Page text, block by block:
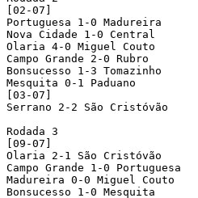
[02-07]
Portuguesa 1-0 Madureira
Nova Cidade 1-0 Central
Olaria 4-0 Miguel Couto
Campo Grande 2-0 Rubro
Bonsucesso 1-3 Tomazinho
Mesquita 0-1 Paduano
[03-07]
Serrano 2-2 São Cristóvão
Rodada 3
[09-07]
Olaria 2-1 São Cristóvão
Campo Grande 1-0 Portuguesa
Madureira 0-0 Miguel Couto
Bonsucesso 1-0 Mesquita